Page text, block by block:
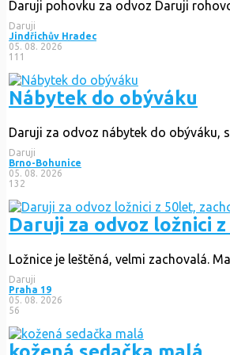
Daruji pohovku za odvoz Daruji
Daruji
Jindřichův Hradec
05. 08. 2026
111
Nábytek do obýváku
Daruji za odvoz nábytek do obýváku,
Daruji
Brno-Bohunice
05. 08. 2026
132
Daruji za odvoz ložnici
Ložnice je leštěná, velmi zachovalá.
Daruji
Praha 19
05. 08. 2026
56